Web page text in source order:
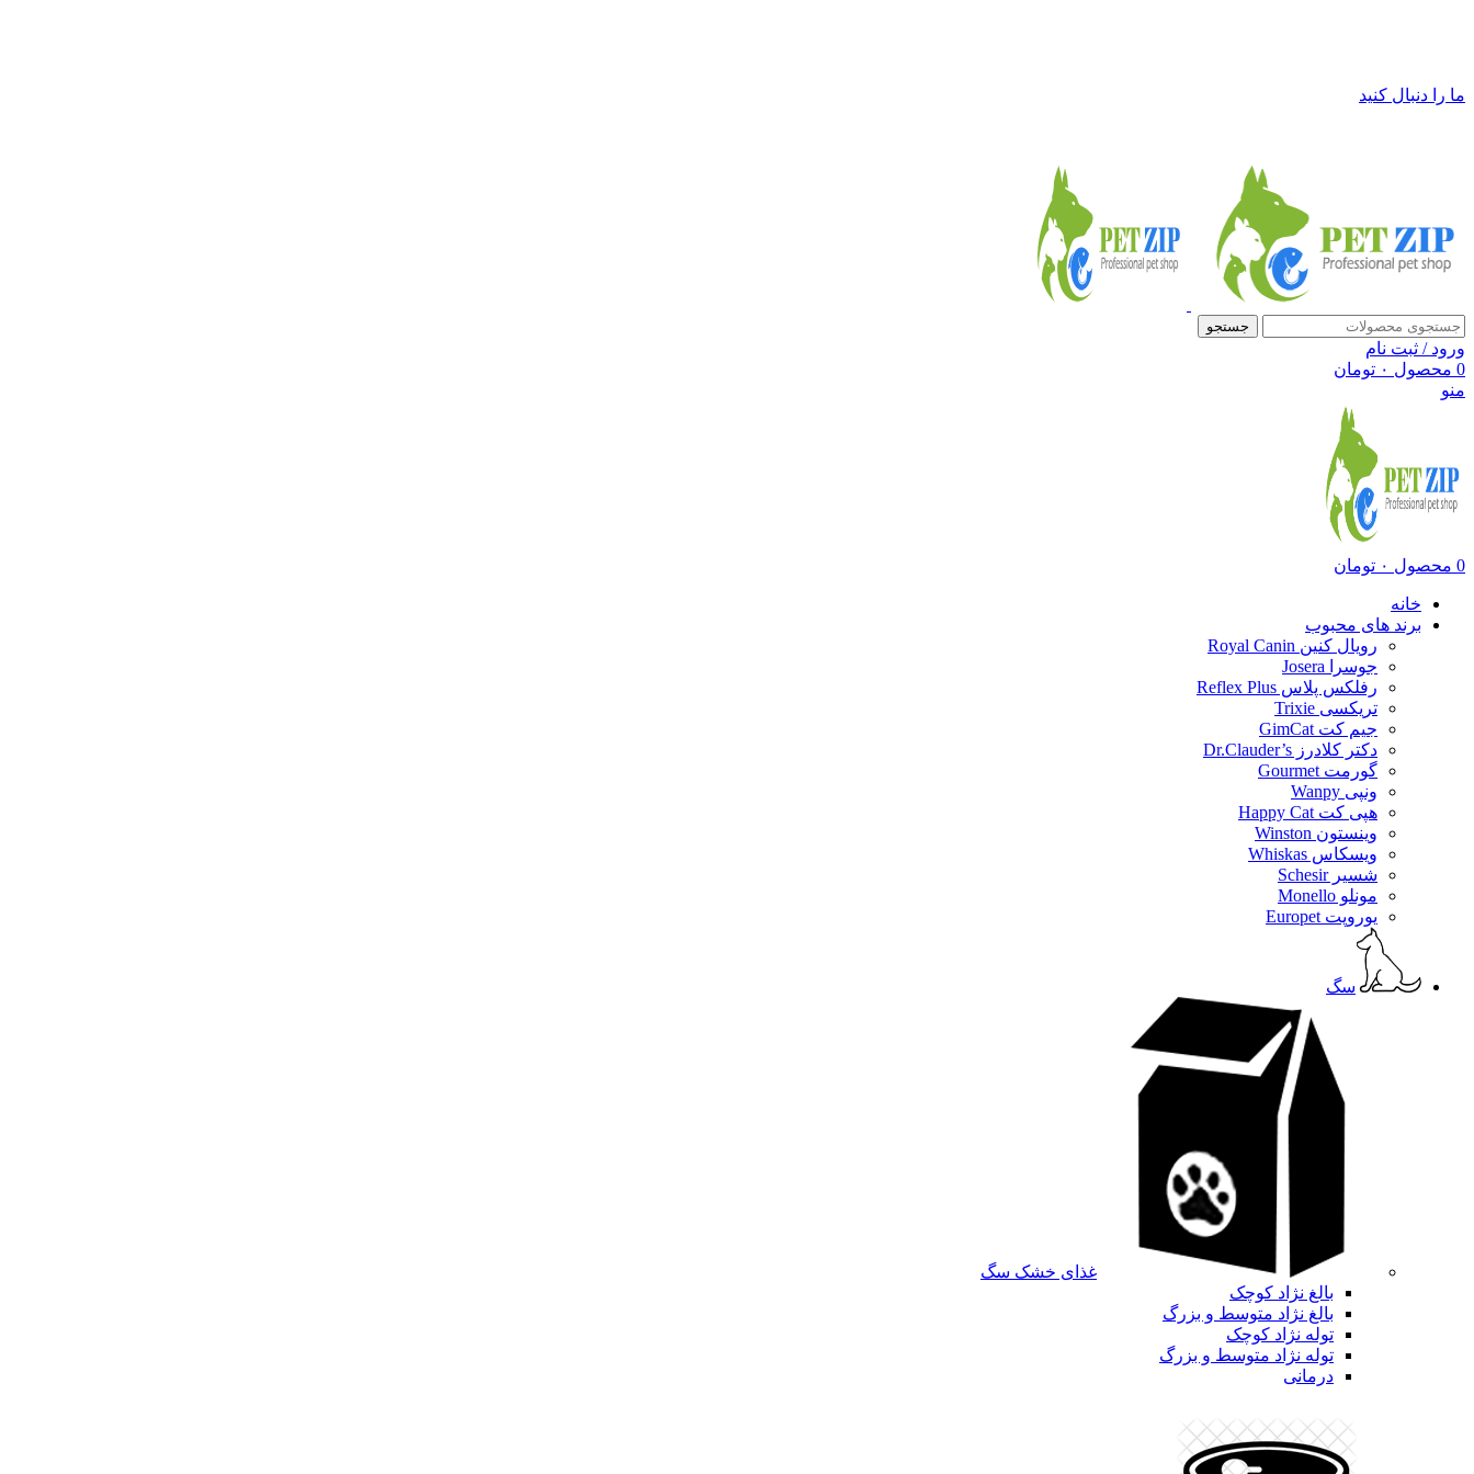
ما را دنبال کنید
جستجو
ورود / ثبت نام
0 محصول ۰ تومان
منو
0 محصول ۰ تومان
خانه
برند های محبوب
رویال کنین Royal Canin
جوسرا Josera
رفلکس پلاس Reflex Plus
تریکسی Trixie
جیم کت GimCat
دکتر کلادرز Dr.Clauder’s
گورمت Gourmet
ونپی Wanpy
هپی کت Happy Cat
وینستون Winston
ویسکاس Whiskas
شسیر Schesir
مونلو Monello
یوروپت Europet
سگ
غذای خشک سگ
بالغ نژاد کوچک
بالغ نژاد متوسط و بزرگ
توله نژاد کوچک
توله نژاد متوسط و بزرگ
درمانی